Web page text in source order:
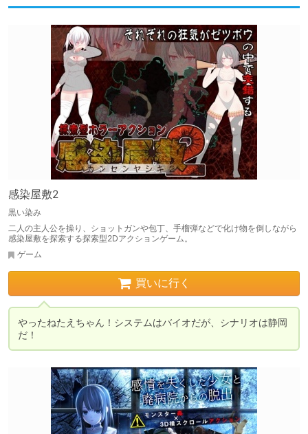
感染屋敷2
黒い染み
二人の主人公を操り、ショットガンや包丁、手榴弾などで化け物を倒しながら
感染屋敷を探索する探索型2Dアクションゲーム。
ゲーム
買いに行く
やったねたえちゃん！システムはバイオだが、シナリオは静岡
だ！